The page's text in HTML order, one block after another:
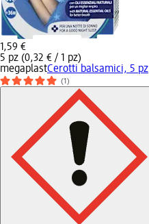
1,59 €
5 pz (0,32 € / 1 pz)
megaplastCerotti balsamici, 5 pz
(1)